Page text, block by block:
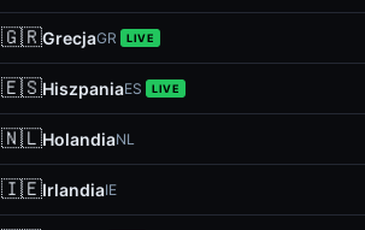
🇬🇷GrecjaGR LIVE
🇪🇸HiszpaniaES LIVE
🇳🇱HolandiaNL
🇮🇪IrlandiaIE